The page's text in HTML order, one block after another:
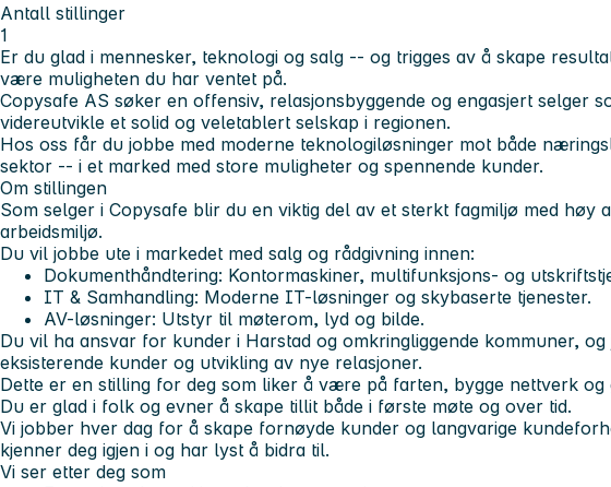
Antall stillinger
1
Er du glad i mennesker, teknologi og salg -- og trigges av å skape
være muligheten du har ventet på.
Copysafe AS søker en offensiv, relasjonsbyggende og engasjert selger
videreutvikle et solid og veletablert selskap i regionen.
Hos oss får du jobbe med moderne teknologiløsninger mot både
sektor -- i et marked med store muligheter og spennende kunder.
Om stillingen
Som selger i Copysafe blir du en viktig del av et sterkt fagmiljø med høy
arbeidsmiljø.
Du vil jobbe ute i markedet med salg og rådgivning innen:
Dokumenthåndtering: Kontormaskiner, multifunksjons- og
IT & Samhandling: Moderne IT-løsninger og skybaserte tjenester.
AV-løsninger: Utstyr til møterom, lyd og bilde.
Du vil ha ansvar for kunder i Harstad og omkringliggende kommuner, og
eksisterende kunder og utvikling av nye relasjoner.
Dette er en stilling for deg som liker å være på farten, bygge nettverk og
Du er glad i folk og evner å skape tillit både i første møte og over tid.
Vi jobber hver dag for å skape fornøyde kunder og langvarige
kjenner deg igjen i og har lyst å bidra til.
Vi ser etter deg som